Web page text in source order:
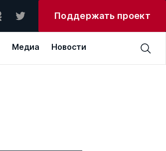
Поддержать проект
Медиа Новости